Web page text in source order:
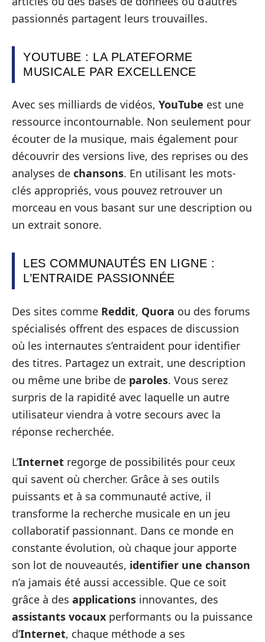
passionnés partagent leurs trouvailles.
YOUTUBE : LA PLATEFORME
MUSICALE PAR EXCELLENCE
Avec ses milliards de vidéos, YouTube est une
ressource incontournable. Non seulement pour
écouter de la musique, mais également pour
découvrir des versions live, des reprises ou des
analyses de chansons. En utilisant les mots-
clés appropriés, vous pouvez retrouver un
morceau en vous basant sur une description ou
un extrait sonore.
LES COMMUNAUTÉS EN LIGNE :
L’ENTRAIDE PASSIONNÉE
Des sites comme Reddit, Quora ou des forums
spécialisés offrent des espaces de discussion
où les internautes s’entraident pour identifier
des titres. Partagez un extrait, une description
ou même une bribe de paroles. Vous serez
surpris de la rapidité avec laquelle un autre
utilisateur viendra à votre secours avec la
réponse recherchée.
L’Internet regorge de possibilités pour ceux
qui savent où chercher. Grâce à ses outils
puissants et à sa communauté active, il
transforme la recherche musicale en un jeu
collaboratif passionnant. Dans ce monde en
constante évolution, où chaque jour apporte
son lot de nouveautés, identifier une chanson
n’a jamais été aussi accessible. Que ce soit
grâce à des applications innovantes, des
assistants vocaux performants ou la puissance
d’Internet, chaque méthode a ses